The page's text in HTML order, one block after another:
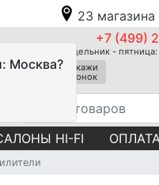
23
Москва?
+7 (499)
Понедельник -
Закажи
звонок
HI-FI